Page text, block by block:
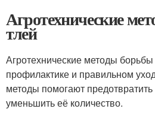
Агротехнические
тлей
Агротехнические методы
профилактике и правильном
методы помогают
уменьшить её количество.